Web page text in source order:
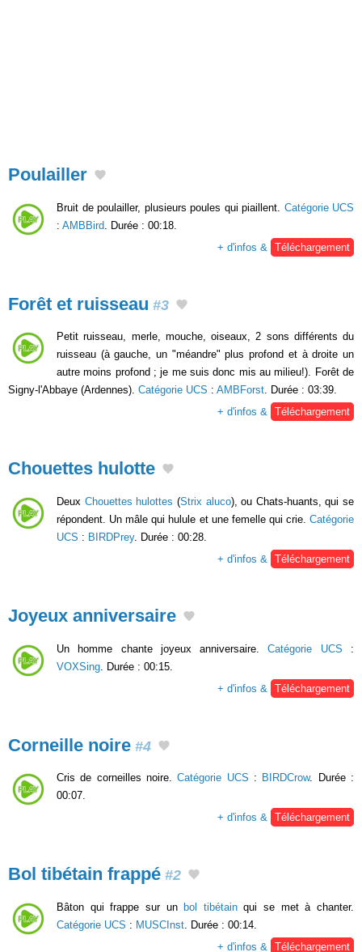
Poulailler
Bruit de poulailler, plusieurs poules qui piaillent. Catégorie UCS
: AMBBird . Durée : 00:18.
+ d'infos &
Téléchargement
Forêt et ruisseau #3
Petit ruisseau, merle, mouche, oiseaux, 2 sons différents du
ruisseau (à gauche, un "méandre" plus profond et à droite un
autre moins profond ; je me suis donc mis au milieu!). Forêt de
Signy-l'Abbaye (Ardennes). Catégorie UCS : AMBForst. Durée : 03:39.
+ d'infos & Téléchargement
Chouettes hulotte
Deux Chouettes hulottes (Strix aluco), ou Chats-huants, qui se
répondent. Un mâle qui hulule et une femelle qui crie. Catégorie
UCS : BIRDPrey. Durée : 00:28.
+ d'infos & Téléchargement
Joyeux anniversaire
Un homme chante joyeux anniversaire.Catégorie UCS :
VOXSing . Durée : 00:15.
+ d'infos &
Téléchargement
Corneille noire #4
Cris de corneilles noire.Catégorie UCS : BIRDCrow. Durée :
00:07.
+ d'infos & Téléchargement
Bol tibétain frappé #2
Bâton qui frappe sur un bol tibétainqui se met à chanter.
Catégorie UCS : MUSCInst. Durée : 00:14.
+ d'infos & Téléchargement